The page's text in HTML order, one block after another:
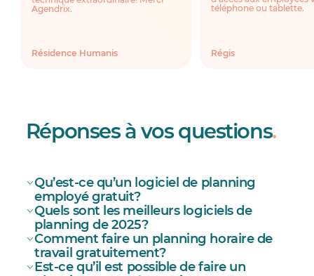
Agendrix.
Résidence Humanis
téléphone ou tablette.
Régis
Réponses à vos questions.
Qu’est-ce qu’un logiciel de planning
employé gratuit?
Quels sont les meilleurs logiciels de
planning de 2025?
Agendrix
When I Work
Comment faire un planning horaire de
travail gratuitement?
Est-ce qu’il est possible de faire un